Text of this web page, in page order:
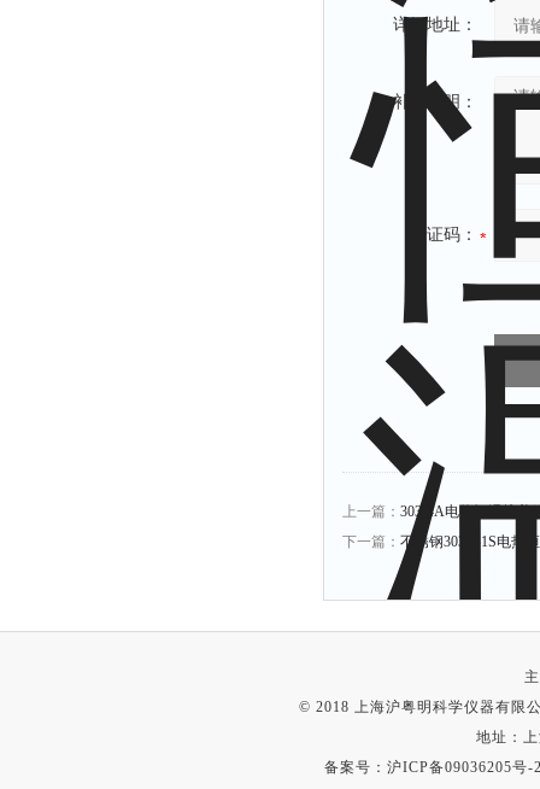
详细地址：
补充说明：
验证码：
上一篇： 303-4A电热恒温培养
下一篇： 不锈钢303A-1S电热
© 2018 上海沪粤明科学仪器有限
地址：
备案号：沪ICP备09036205号-